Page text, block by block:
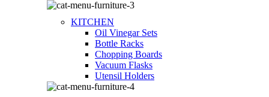
KITCHEN
Oil Vinegar Sets
Bottle Racks
Chopping Boards
Vacuum Flasks
Utensil Holders